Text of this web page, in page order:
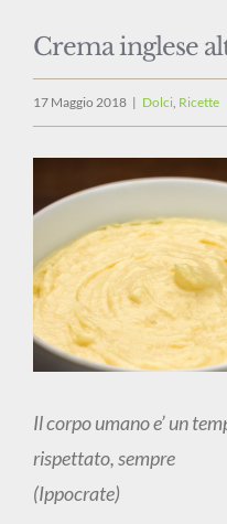
Crema inglese
17 Maggio 2018 | Dolci, Ricette
Ingrandisci
immagine
Il corpo umano e’ un
rispettato, sempre
(Ippocrate)